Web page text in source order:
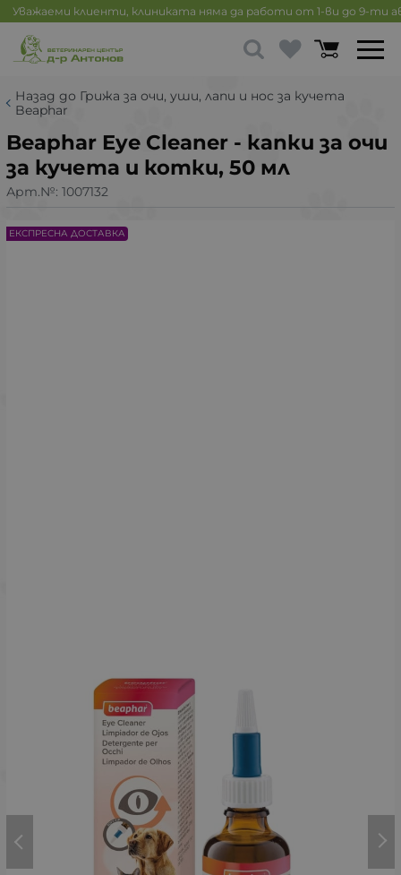
Уважаеми клиенти, клиниката няма да работи от 1-ви до 9-ти
Назад до Грижа за очи, уши, лапи и нос за кучета
Beaphar
Beaphar Eye Cleaner - капки за очи
за кучета и котки, 50 мл
Арт.№: 1007132
ЕКСПРЕСНА ДОСТАВКА